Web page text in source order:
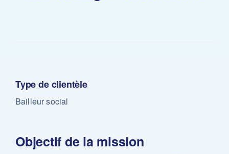
Type de clientèle
Bailleur social
Objectif de la mission